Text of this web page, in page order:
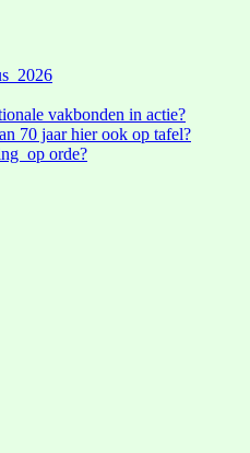
2026
vakbonden in actie?
70 jaar hier ook op tafel?
op orde?